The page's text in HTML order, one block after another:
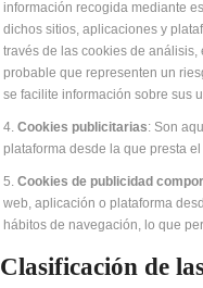
información recogida mediante
dichos sitios, aplicaciones y
través de las cookies de
probable que representen un
se facilite información sobre sus
Cookies publicitarias: Son
plataforma desde la que presta
Cookies de publicidad
web, aplicación o plataforma
hábitos de navegación, lo que
Clasificación de